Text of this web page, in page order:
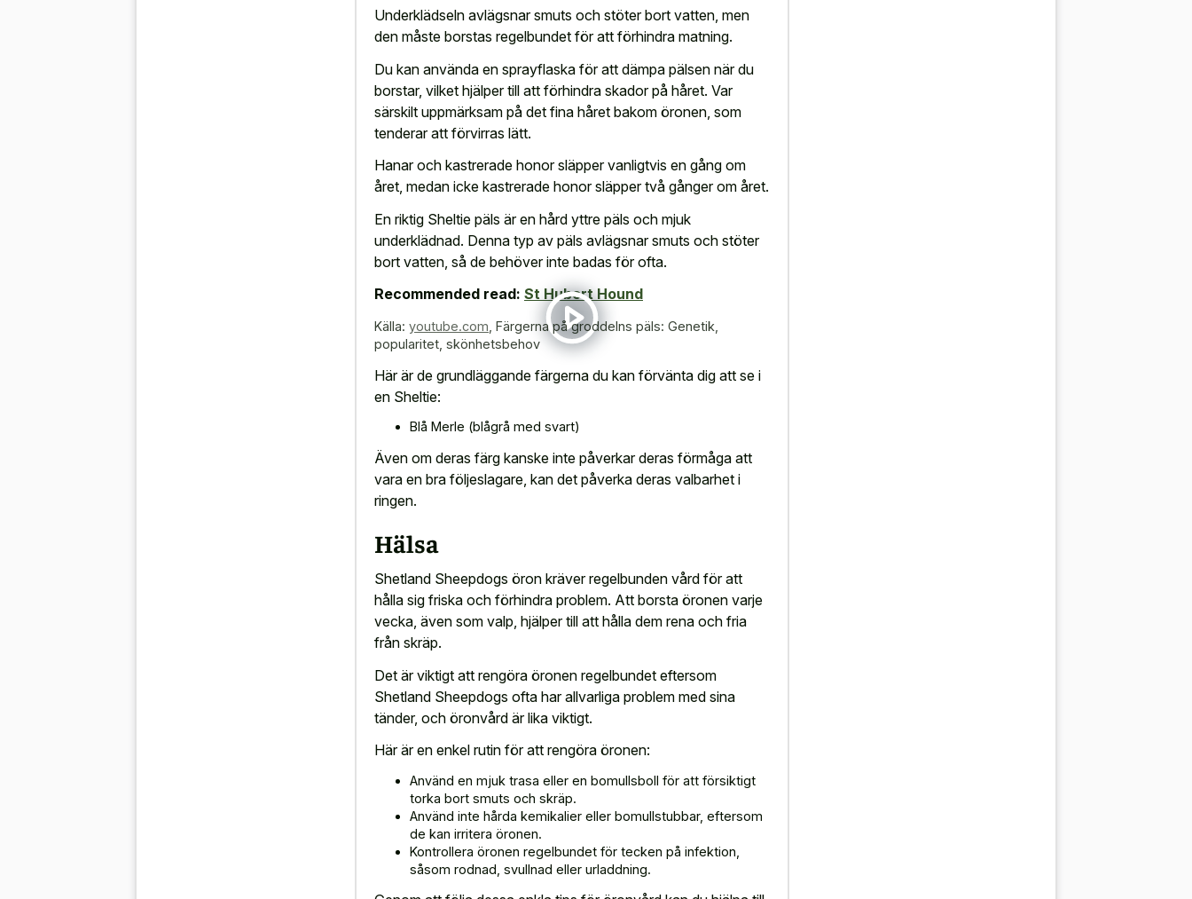
Underklädseln avlägsnar smuts och stöter bort vatten, men
den måste borstas regelbundet för att förhindra matning.
Du kan använda en sprayflaska för att dämpa pälsen när du
borstar, vilket hjälper till att förhindra skador på håret. Var
särskilt uppmärksam på det fina håret bakom öronen, som
tenderar att förvirras lätt.
Hanar och kastrerade honor släpper vanligtvis en gång om
året, medan icke kastrerade honor släpper två gånger om året.
En riktig Sheltie päls är en hård yttre päls och mjuk
underklädnad. Denna typ av päls avlägsnar smuts och stöter
bort vatten, så de behöver inte badas för ofta.
Recommended read: St Hubert Hound
Källa: youtube.com, Färgerna på groddelns päls: Genetik,
popularitet, skönhetsbehov
Här är de grundläggande färgerna du kan förvänta dig att se i
en Sheltie:
Blå Merle (blågrå med svart)
Även om deras färg kanske inte påverkar deras förmåga att
vara en bra följeslagare, kan det påverka deras valbarhet i
ringen.
Hälsa
Shetland Sheepdogs öron kräver regelbunden vård för att
hålla sig friska och förhindra problem. Att borsta öronen varje
vecka, även som valp, hjälper till att hålla dem rena och fria
från skräp.
Det är viktigt att rengöra öronen regelbundet eftersom
Shetland Sheepdogs ofta har allvarliga problem med sina
tänder, och öronvård är lika viktigt.
Här är en enkel rutin för att rengöra öronen:
Använd en mjuk trasa eller en bomullsboll för att försiktigt
torka bort smuts och skräp.
Använd inte hårda kemikalier eller bomullstubbar, eftersom
de kan irritera öronen.
Kontrollera öronen regelbundet för tecken på infektion,
såsom rodnad, svullnad eller urladdning.